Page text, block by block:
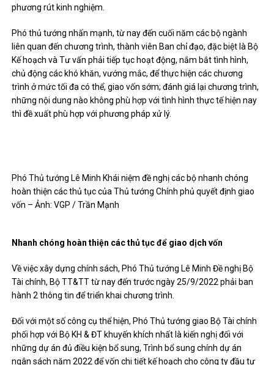
phương rút kinh nghiệm.
Phó thủ tướng nhấn mạnh, từ nay đến cuối năm các bộ ngành
liên quan đến chương trình, thành viên Ban chỉ đạo, đặc biệt là Bộ
Kế hoạch và Tư vấn phải tiếp tục hoạt động, nắm bắt tình hình,
chủ động các khó khăn, vướng mắc, để thực hiện các chương
trình ở mức tối đa có thể, giao vốn sớm; đánh giá lại chương trình,
những nội dung nào không phù hợp với tình hình thực tế hiện nay
thì đề xuất phù hợp với phương pháp xử lý.
vốn – Ảnh: VGP / Trần Mạnh
Nhanh chóng hoàn thiện các thủ tục để giao dịch vốn
Tài chính, Bộ TT&TT từ nay đến trước ngày 25/9/2022 phải ban
hành 2 thông tin để triển khai chương trình.
Đối với một số công cụ thể hiện, Phó Thủ tướng giao Bộ Tài chính